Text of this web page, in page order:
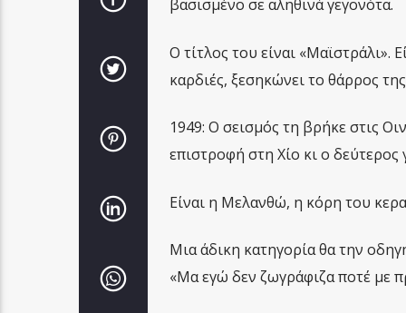
βασισμένο σε αληθινά γεγονότα.
Ο τίτλος του είναι «Μαϊστράλι».
καρδιές, ξεσηκώνει το θάρρος
1949: Ο σεισμός τη βρήκε στις
επιστροφή στη Χίο κι ο
Είναι η Μελανθώ, η κόρη του
Μια άδικη κατηγορία θα την
«Μα εγώ δεν ζωγράφιζα ποτέ με